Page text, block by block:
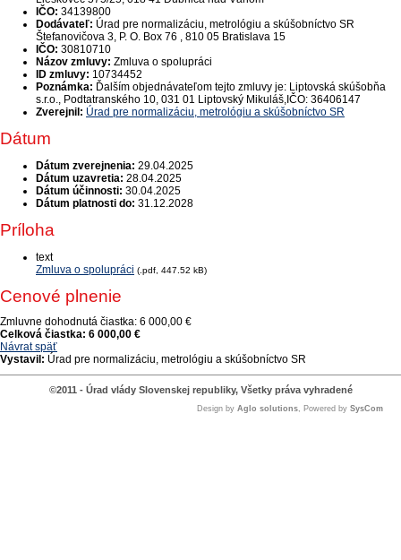
IČO: 34139800
Dodávateľ: Úrad pre normalizáciu, metrológiu a skúšobníctvo SR
Štefanovičova 3, P. O. Box 76 , 810 05 Bratislava 15
IČO: 30810710
Názov zmluvy: Zmluva o spolupráci
ID zmluvy: 10734452
Poznámka: Ďalším objednávateľom tejto zmluvy je: Liptovská skúšobňa
s.r.o., Podtatranského 10, 031 01 Liptovský Mikuláš,IČO: 36406147
Zverejnil: Úrad pre normalizáciu, metrológiu a skúšobníctvo SR
Dátum
Dátum zverejnenia: 29.04.2025
Dátum uzavretia: 28.04.2025
Dátum účinnosti: 30.04.2025
Dátum platnosti do: 31.12.2028
Príloha
text
Zmluva o spolupráci (.pdf, 447.52 kB)
Cenové plnenie
Zmluvne dohodnutá čiastka: 6 000,00 €
Celková čiastka: 6 000,00 €
Návrat späť
Vystavil: Úrad pre normalizáciu, metrológiu a skúšobníctvo SR
©2011 - Úrad vlády Slovenskej republiky, Všetky práva vyhradené
Design by Aglo solutions, Powered by SysCom